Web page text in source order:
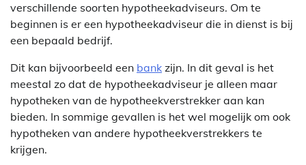
verschillende soorten hypotheekadviseurs. Om te
beginnen is er een hypotheekadviseur die in dienst is bij
een bepaald bedrijf.
Dit kan bijvoorbeeld een bank zijn. In dit geval is het
meestal zo dat de hypotheekadviseur je alleen maar
hypotheken van de hypotheekverstrekker aan kan
bieden. In sommige gevallen is het wel mogelijk om ook
hypotheken van andere hypotheekverstrekkers te
krijgen.